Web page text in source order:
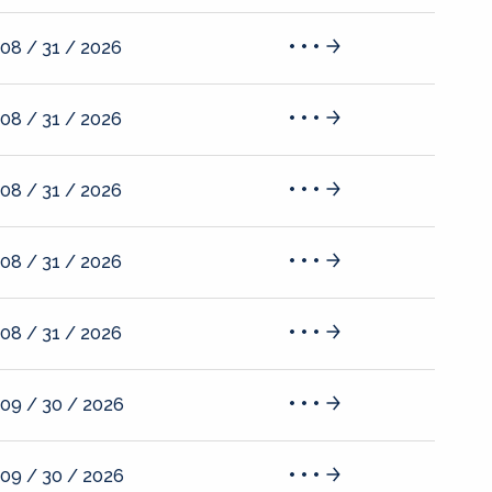
08 / 31 / 2026
08 / 31 / 2026
08 / 31 / 2026
08 / 31 / 2026
08 / 31 / 2026
09 / 30 / 2026
09 / 30 / 2026